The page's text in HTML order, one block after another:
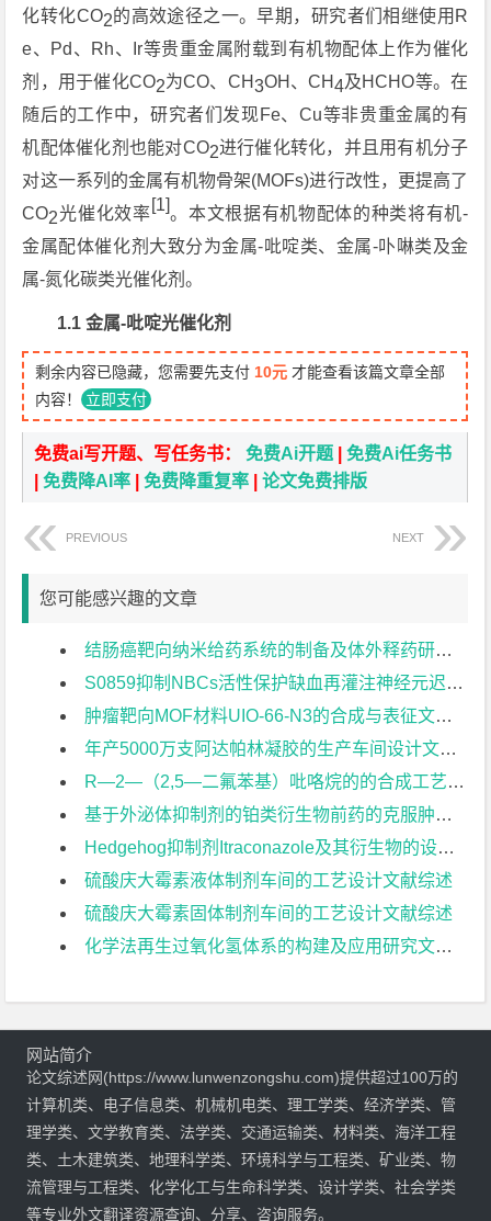
化转化CO2的高效途径之一。早期，研究者们相继使用R
e、Pd、Rh、Ir等贵重金属附载到有机物配体上作为催化
剂，用于催化CO2为CO、CH3OH、CH4及HCHO等。在
随后的工作中，研究者们发现Fe、Cu等非贵重金属的有
机配体催化剂也能对CO2进行催化转化，并且用有机分子
对这一系列的金属有机物骨架(MOFs)进行改性，更提高了
CO2光催化效率[1]。本文根据有机物配体的种类将有机-
金属配体催化剂大致分为金属-吡啶类、金属-卟啉类及金
属-氮化碳类光催化剂。
1.1 金属-吡啶光催化剂
剩余内容已隐藏，您需要先支付 10元 才能查看该篇文章全部
内容！ 立即支付
免费ai写开题、写任务书：免费Ai开题 |免费Ai任务书
|免费降AI率 |免费降重复率 |论文免费排版
PREVIOUS NEXT
您可能感兴趣的文章
结肠癌靶向纳米给药系统的制备及体外释药研究文献综述
S0859抑制NBCs活性保护缺血再灌注神经元迟发性损伤机制研究文献综述
肿瘤靶向MOF材料UIO-66-N3的合成与表征文献综述
年产5000万支阿达帕林凝胶的生产车间设计文献综述
R—2—（2,5—二氟苯基）吡咯烷的的合成工艺研究文献综述
基于外泌体抑制剂的铂类衍生物前药的克服肿瘤耐药及机制研究文献综述
Hedgehog抑制剂Itraconazole及其衍生物的设计与合成文献综述
硫酸庆大霉素液体制剂车间的工艺设计文献综述
硫酸庆大霉素固体制剂车间的工艺设计文献综述
化学法再生过氧化氢体系的构建及应用研究文献综述
网站简介
论文综述网(https://www.lunwenzongshu.com)提供超过100万的
计算机类、电子信息类、机械机电类、理工学类、经济学类、管
理学类、文学教育类、法学类、交通运输类、材料类、海洋工程
类、土木建筑类、地理科学类、环境科学与工程类、矿业类、物
流管理与工程类、化学化工与生命科学类、设计学类、社会学类
等专业外文翻译资源查询、分享、咨询服务。